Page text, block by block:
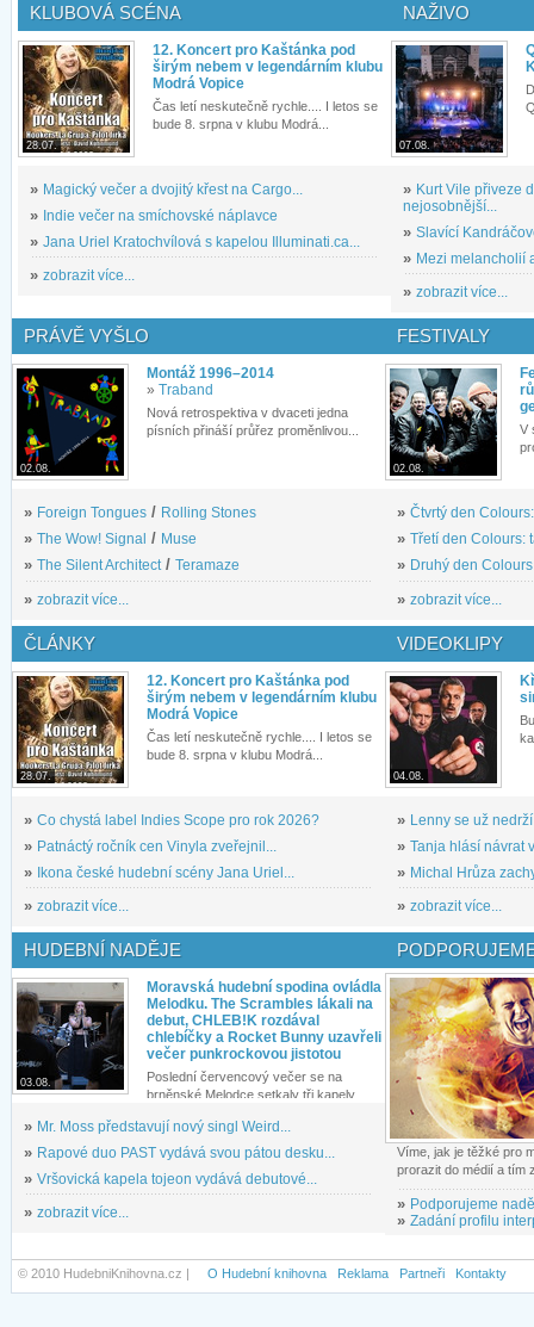
KLUBOVÁ SCÉNA
28.07.
12. Koncert pro Kaštánka pod
širým nebem v legendárním klubu
Modrá Vopice
Čas letí neskutečně rychle.... I letos se
bude 8. srpna v klubu Modrá...
» Magický večer a dvojitý křest na Cargo...
» Indie večer na smíchovské náplavce
» Jana Uriel Kratochvílová s kapelou Illuminati.ca...
» zobrazit více...
NAŽIVO
07.08.
» Kurt Vile přiveze
nejosobnější...
» Slavící
» Mezi melancholií
» zobrazit více...
PRÁVĚ VYŠLO
02.08.
Montáž 1996–2014
» Traband
Nová retrospektiva v dvaceti jedna
písních přináší průřez proměnlivou...
» Foreign Tongues / Rolling Stones
» The Wow! Signal / Muse
» The Silent Architect/ Teramaze
» zobrazit více...
FESTIVALY
02.08.
V
» Čtvrtý den
» Třetí den Colours:
» Druhý den
» zobrazit více...
ČLÁNKY
28.07.
12. Koncert pro Kaštánka pod
širým nebem v legendárním klubu
Modrá Vopice
Čas letí neskutečně rychle.... I letos se
bude 8. srpna v klubu Modrá...
» Co chystá label Indies Scope pro rok 2026?
» Patnáctý ročník cen Vinyla zveřejnil...
» Ikona české hudební scény Jana Uriel...
» zobrazit více...
VIDEOKLIPY
04.08.
» Lenny se už
» Tanja hlásí návrat
» Michal Hrůza
» zobrazit více...
HUDEBNÍ NADĚJE
03.08.
Moravská hudební spodina ovládla
Melodku. The Scrambles lákali na
debut, CHLEB!K rozdával
chlebíčky a Rocket Bunny uzavřeli
večer punkrockovou jistotou
Poslední červencový večer se na
brněnské Melodce setkaly tři kapely...
» Mr. Moss představují nový singl Weird...
» Rapové duo PAST vydává svou pátou desku...
» Vršovická kapela tojeon vydává debutové...
» zobrazit více...
Víme, jak je těžké pro
prorazit do médií a tím
» Podporujeme
» Zadání profilu
© 2010 HudebniKnihovna.cz | O Hudební knihovna Reklama Partneři Kontakty